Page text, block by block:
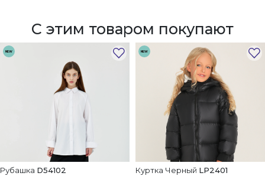
С этим товаром покупают
NEW
Рубашка D54102
NEW
Куртка Черный LP2401